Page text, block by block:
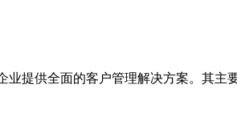
业提供全面的客户管理解决方案。其主